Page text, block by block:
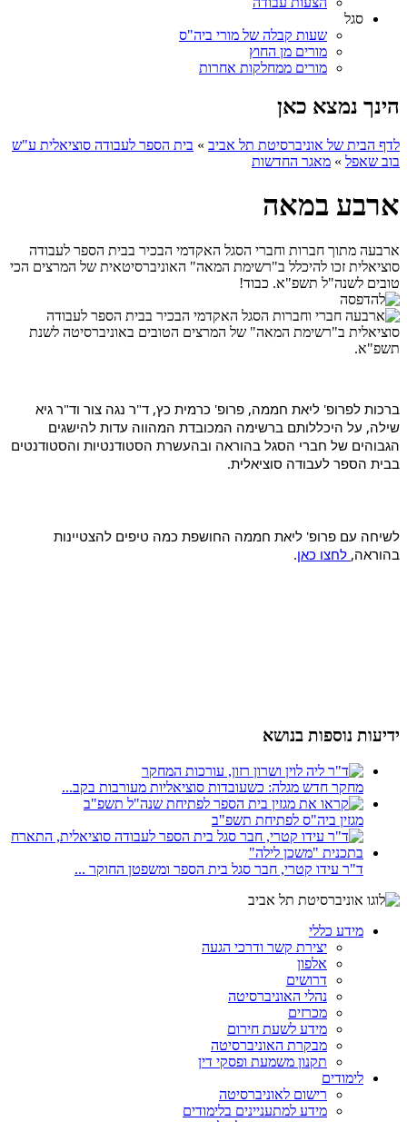
סגל
שעות קבלה של מורי ביה"ס
מורים מן החוץ
מורים ממחלקות אחרות
הינך נמצא כאן
לדף הבית של אוניברסיטת תל אביב » בית הספר לעבודה סוציאלית ע"ש
בוב שאפל » מאגר החדשות
ארבע במאה
ארבעה מתוך חברות וחברי הסגל האקדמי הבכיר בבית הספר לעבודה
סוציאלית זכו להיכלל ב"רשימת המאה" האוניברסיטאית של המרצים הכי
טובים לשנה"ל תשפ"א. כבוד!
בבית הספר לעבודה סוציאלית.
בהוראה, לחצו כאן.
ידיעות נוספות בנושא
מחקר חדש מגלה: כשעובדות סוציאליות מעורבות בקב...
מגזין ביה"ס לפתיחת תשפ"ב
ד"ר עידו קטרי, חבר סגל בית הספר ומשפטן החוקר ...
מידע כללי
יצירת קשר ודרכי הגעה
אלפון
דרושים
נהלי האוניברסיטה
מכרזים
מידע לשעת חירום
מבקרת האוניברסיטה
תקנון משמעת ופסקי דין
לימודים
רישום לאוניברסיטה
מידע למתעניינים בלימודים